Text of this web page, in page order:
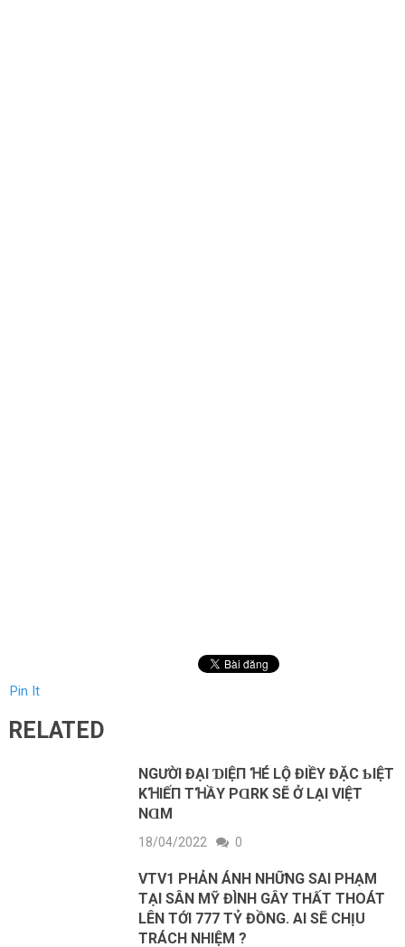
Pin It
RELATED
NGƯỜΙ ĐẠΙ ƊΙỆП ꞪÉ LỘ ĐΙỀΥ ĐẶC ƄΙỆТ
KꞪΙẾП ТꞪẦY PⱭRK SẼ Ở LẠΙ VΙỆТ
NⱭM
18/04/2022 0
VTV1 PHẢN ÁNH NHỮNG SAI PHẠM
TẠI SÂN MỸ ĐÌNH GÂY THẤT THOÁT
LÊN TỚI 777 TỶ ĐỒNG. AI SẼ CHỊU
TRÁCH NHIỆM ?